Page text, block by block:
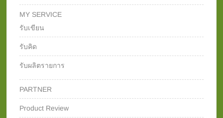
MY SERVICE
รับเขียน
รับคิด
รับผลิตรายการ
PARTNER
Product Review